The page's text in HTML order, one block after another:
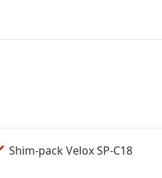
Shim-pack Velox SP-C18